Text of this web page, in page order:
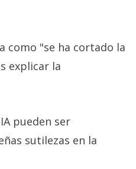
como "se ha cortado la
explicar la
pueden ser
sutilezas en la